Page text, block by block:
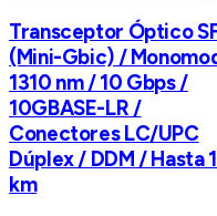
Transceptor Óptico
(Mini-Gbic) /
1310 nm / 10 Gbps /
10GBASE-LR /
Conectores LC/UPC
Dúplex / DDM / Hasta
km